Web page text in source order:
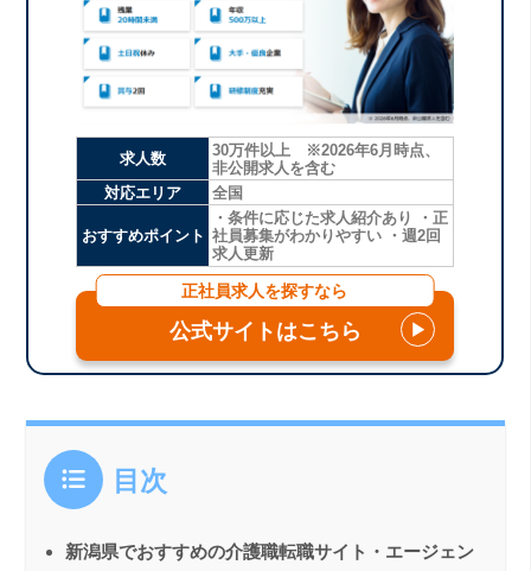
求人数
30万件以上 ※2026年6月時点、
非公開求人を含む
対応エリア
全国
おすすめポイント
・条件に応じた求人紹介あり ・正
社員募集がわかりやすい ・週2回
求人更新
正社員求人を探すなら
公式サイトはこちら ▶
目次
新潟県でおすすめの介護職転職サイト・エージェン